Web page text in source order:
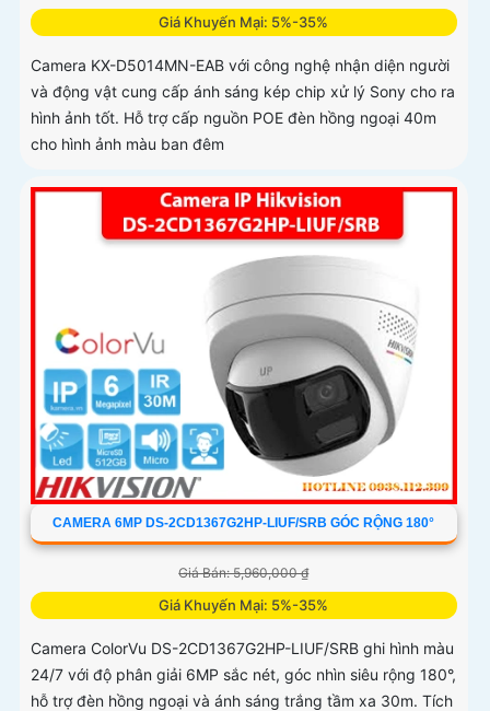
Giá Khuyến Mại: 5%-35%
Camera KX-D5014MN-EAB với công nghệ nhận diện người
và động vật cung cấp ánh sáng kép chip xử lý Sony cho ra
hình ảnh tốt. Hỗ trợ cấp nguồn POE đèn hồng ngoại 40m
cho hình ảnh màu ban đêm
CAMERA 6MP DS-2CD1367G2HP-LIUF/SRB GÓC RỘNG 180°
Giá Bán: 5,960,000 ₫
Giá Khuyến Mại: 5%-35%
Camera ColorVu DS-2CD1367G2HP-LIUF/SRB ghi hình màu
24/7 với độ phân giải 6MP sắc nét, góc nhìn siêu rộng 180°,
hỗ trợ đèn hồng ngoại và ánh sáng trắng tầm xa 30m. Tích